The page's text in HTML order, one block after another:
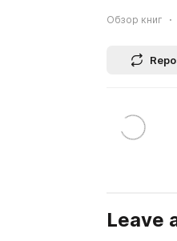
Обзор книг
Leave